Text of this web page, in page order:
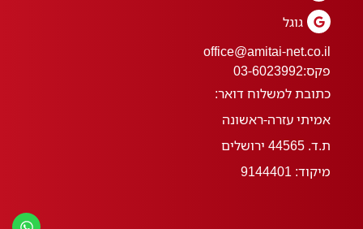
גוגל
office@amitai-net.co.il
פקס:03-6023992
כתובת למשלוח דואר:
אמיתי עזרה-ראשונה
ת.ד. 44565 ירושלים
מיקוד: 9144401